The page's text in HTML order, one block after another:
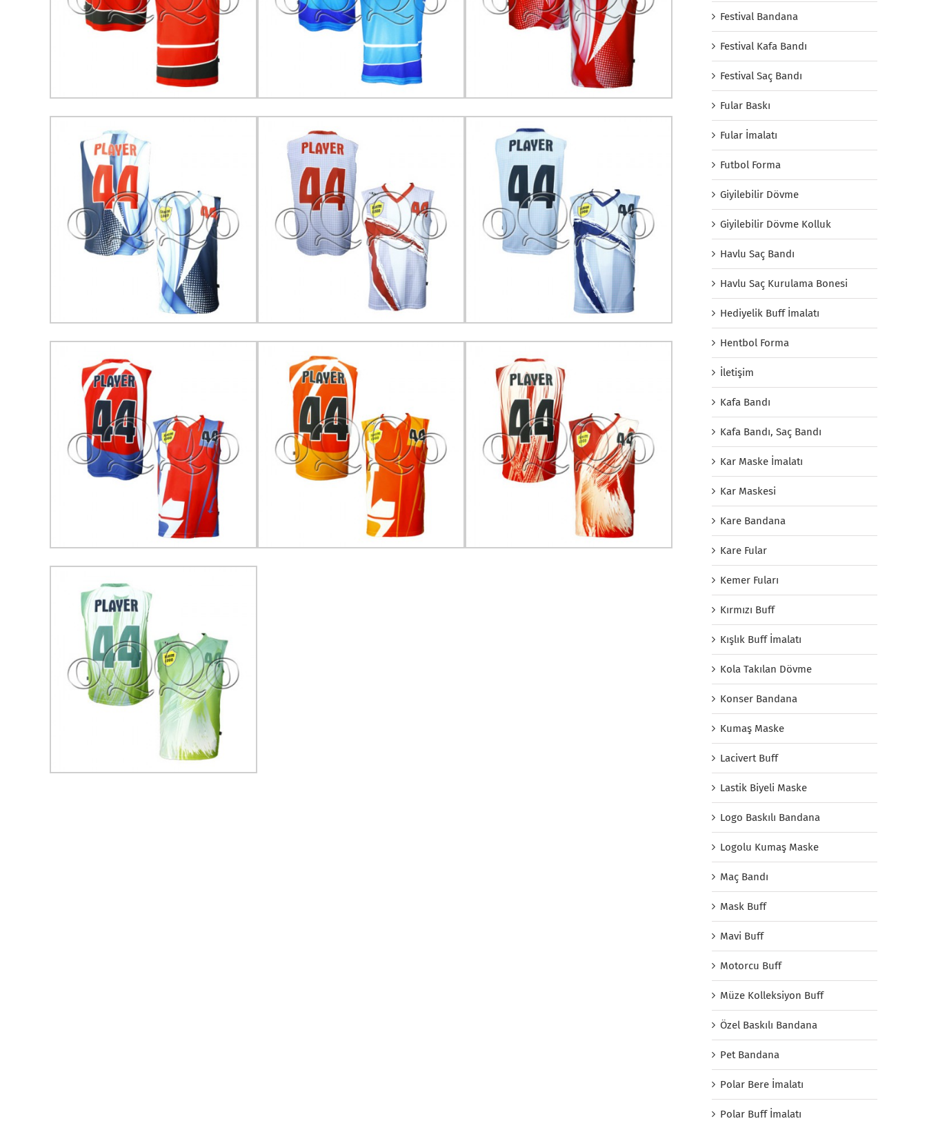
Festival Bandana
Festival Kafa Bandı
Festival Saç Bandı
Fular Baskı
Fular İmalatı
Futbol Forma
Giyilebilir Dövme
Giyilebilir Dövme Kolluk
Havlu Saç Bandı
Havlu Saç Kurulama Bonesi
Hediyelik Buff İmalatı
Hentbol Forma
İletişim
Kafa Bandı
Kafa Bandı, Saç Bandı
Kar Maske İmalatı
Kar Maskesi
Kare Bandana
Kare Fular
Kemer Fuları
Kırmızı Buff
Kışlık Buff İmalatı
Kola Takılan Dövme
Konser Bandana
Kumaş Maske
Lacivert Buff
Lastik Biyeli Maske
Logo Baskılı Bandana
Logolu Kumaş Maske
Maç Bandı
Mask Buff
Mavi Buff
Motorcu Buff
Müze Kolleksiyon Buff
Özel Baskılı Bandana
Pet Bandana
Polar Bere İmalatı
Polar Buff İmalatı